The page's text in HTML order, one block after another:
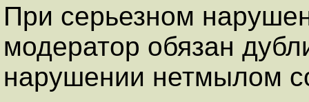
При серьезном
модератор обязан
нарушении нетмылом